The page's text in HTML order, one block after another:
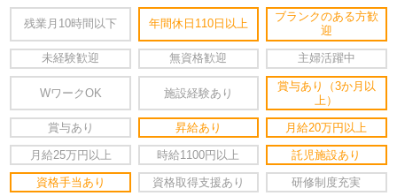
残業月10時間以下 年間休日110日以上
ブランクのある方歓
迎
未経験歓迎 無資格歓迎 主婦活躍中
WワークOK 施設経験あり
賞与あり（3か月以
上）
賞与あり 昇給あり 月給20万円以上
月給25万円以上 時給1100円以上 託児施設あり
資格手当あり 資格取得支援あり 研修制度充実